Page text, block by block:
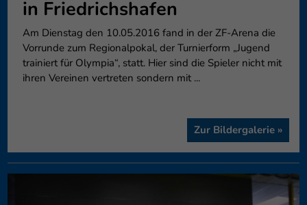
in Friedrichshafen
Am Dienstag den 10.05.2016 fand in der ZF-Arena die
Vorrunde zum Regionalpokal, der Turnierform „Jugend
trainiert für Olympia“, statt. Hier sind die Spieler nicht mit
ihren Vereinen vertreten sondern mit ...
Zur Bildergalerie »